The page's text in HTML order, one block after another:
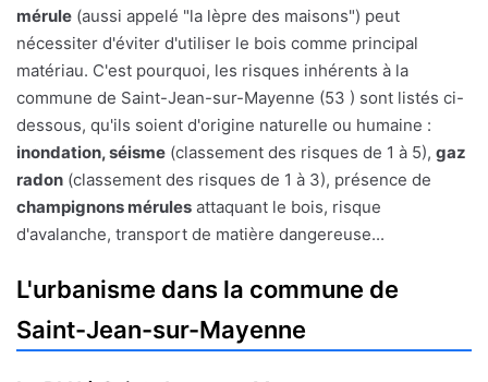
mérule (aussi appelé "la lèpre des maisons") peut
nécessiter d'éviter d'utiliser le bois comme principal
matériau. C'est pourquoi, les risques inhérents à la
commune de Saint-Jean-sur-Mayenne (53 ) sont listés ci-
dessous, qu'ils soient d'origine naturelle ou humaine :
inondation, séisme (classement des risques de 1 à 5), gaz
radon (classement des risques de 1 à 3), présence de
champignons mérules attaquant le bois, risque
d'avalanche, transport de matière dangereuse...
L'urbanisme dans la commune de
Saint-Jean-sur-Mayenne